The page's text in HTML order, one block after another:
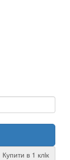
Купити в 1 клiк